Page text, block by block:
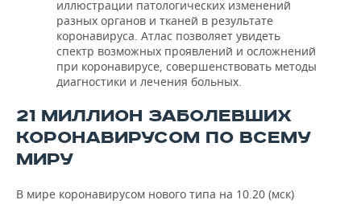
иллюстрации патологических изменений
разных органов и тканей в результате
коронавируса. Атлас позволяет увидеть
спектр возможных проявлений и осложнений
при коронавирусе, совершенствовать методы
диагностики и лечения больных.
21 МИЛЛИОН ЗАБОЛЕВШИХ
КОРОНАВИРУСОМ ПО ВСЕМУ
МИРУ
В мире коронавирусом нового типа на 10.20 (мск)